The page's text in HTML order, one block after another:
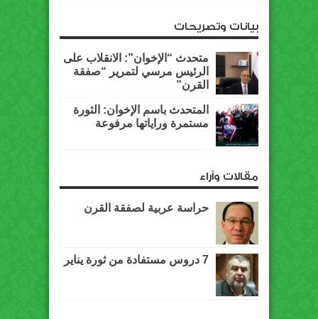
بيانات وتصريحات
متحدث “الإخوان”: الانقلاب على
الرئيس مرسي لتمرير “صفقة
القرن”
المتحدث باسم الإخوان: الثورة
مستمرة وراياتها مرفوعة
مقالات وآراء
حراسة عربية لصفقة القرن
7 دروس مستفادة من ثورة يناير